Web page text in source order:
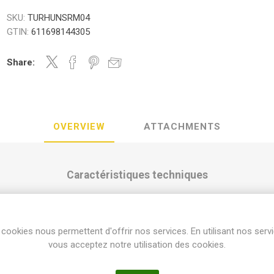
SKU: TURHUNSRM04
GTIN: 611698144305
Share:
OVERVIEW ATTACHMENTS
Caractéristiques techniques
de courte portée 💧
nous permettent d'offrir nos services. En utilisant nos
vous acceptez notre utilisation des cookies.